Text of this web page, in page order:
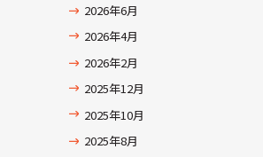
2026年6月
2026年4月
2026年2月
2025年12月
2025年10月
2025年8月